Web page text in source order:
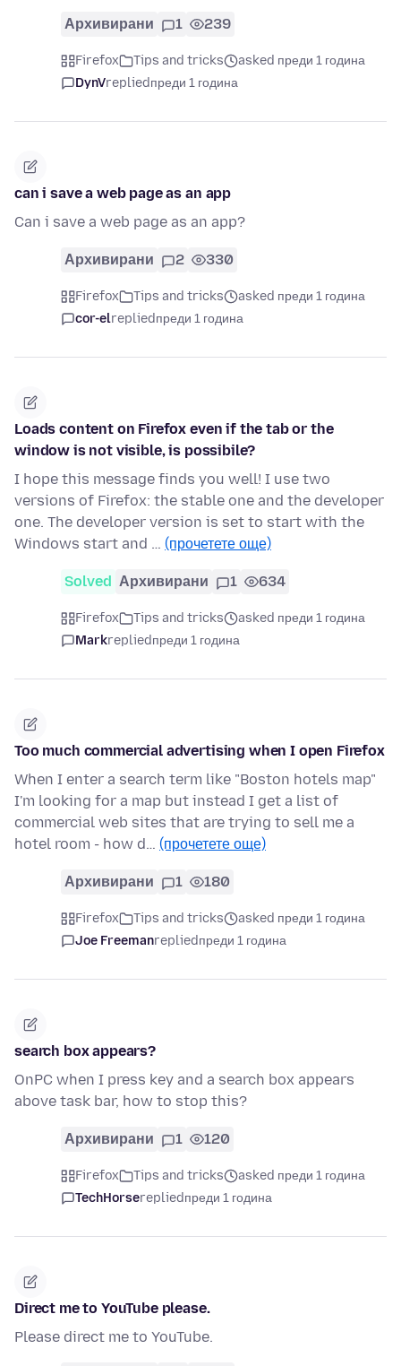
Архивирани 1 239
Firefox Tips and tricks
asked преди 1 година
DynVrepliedпреди 1 година
can i save a web page as an app
Can i save a web page as an app?
Архивирани 2 330
Firefox Tips and tricks
asked преди 1 година
cor-elrepliedпреди 1 година
Loads content on Firefox even if the tab or the
window is not visible, is possibile?
I hope this message finds you well! I use two
versions of Firefox: the stable one and the developer
one. The developer version is set to start with the
Windows start and … (прочетете още)
Solved Архивирани 1 634
Firefox Tips and tricks
asked преди 1 година
Markrepliedпреди 1 година
Too much commercial advertising when I open Firefox
When I enter a search term like "Boston hotels map"
I'm looking for a map but instead I get a list of
commercial web sites that are trying to sell me a
hotel room - how d… (прочетете още)
Архивирани 1 180
Firefox Tips and tricks
asked преди 1 година
Joe Freemanrepliedпреди 1 година
search box appears?
OnPC when I press key and a search box appears
above task bar, how to stop this?
Архивирани 1 120
Firefox Tips and tricks
asked преди 1 година
TechHorserepliedпреди 1 година
Direct me to YouTube please.
Please direct me to YouTube.